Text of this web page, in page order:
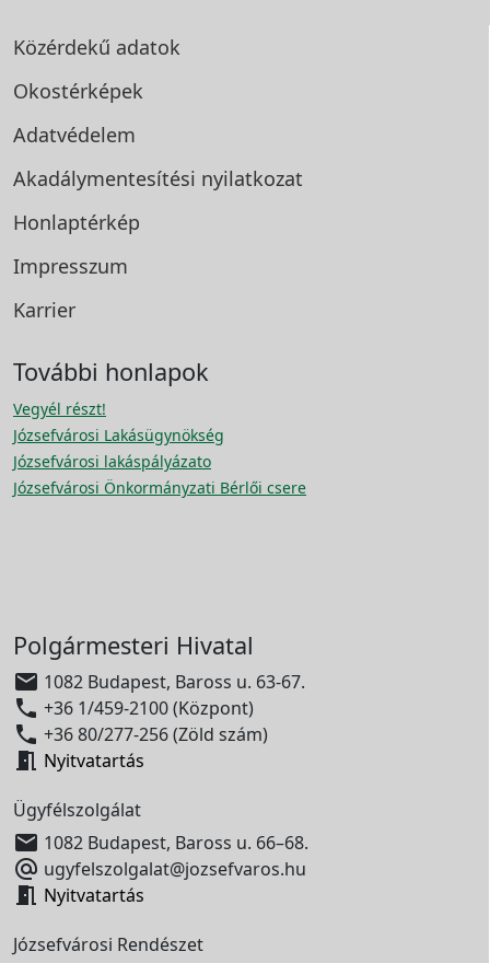
Közérdekű adatok
Okostérképek
Adatvédelem
Akadálymentesítési nyilatkozat
Honlaptérkép
Impresszum
Karrier
További honlapok
Vegyél részt!
Józsefvárosi Lakásügynökség
Józsefvárosi lakáspályázato
Józsefvárosi Önkormányzati Bérlői csere
Polgármesteri Hivatal
 1082 Budapest, Baross u. 63-67.
 +36 1/459-2100 (Központ)
 +36 80/277-256 (Zöld szám)
 Nyitvatartás
Ügyfélszolgálat
 1082 Budapest, Baross u. 66–68.
 ugyfelszolgalat@jozsefvaros.hu
 Nyitvatartás
Józsefvárosi Rendészet